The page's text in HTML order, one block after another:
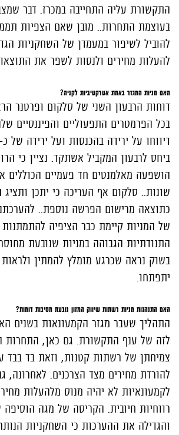
התקשורת עליה התחייבה במכרז. דבר
בעוצמת התחרות.. מובן שאם הצפיות
להוביל לשיפור במעמדן של השחקניות
להעלות מחירים ולנסות לשפר את
האם מניות המגזר באמת אטרקטיביות לקניה?
דוחות הרבעון השני של סלקום ופרטנר
בכל הפרמטרים התפעוליים והפיננסיים
ביחס לרבעון המקביל אשתקד. נציין כי
הושפעה מאלמנטים חד פעמיים הכוללים
שונות.. סלקום אף העריכה כי יתכן
כתוצאה מרישום הפרשה נוספת..
של המניות קיימת כבר הציפיה
התנודתיות הגבוהה במניות שנובעת
בשוק נראה שכרגע מומלץ להמתין ולראות
יתפתחו.
האם התנהגות מניות רשתות שיווק המזון נובעת מסיבות דומות?
התהליך שעבר מגזר הקמעונאות בשנים
לזה של ענף התקשורת. גם כאן, התחרות
צמיחתן של רשתות קטנות, וזאת בד בבד
להורדת מחירים מצד הצרכנים. לאחרונה,
לקמעונאיות לא יהיה מנוס מלהעלות
רווחיות חיובית. הקריסה של מגה הוסיפה
והגדילה את ההערכות כי השחקניות